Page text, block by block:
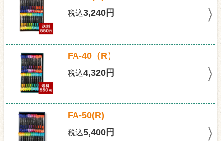
税込3,240円
FA-40（R）
税込4,320円
FA-50(R)
税込5,400円